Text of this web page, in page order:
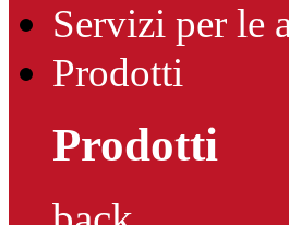
Servizi per le
Prodotti
Prodotti